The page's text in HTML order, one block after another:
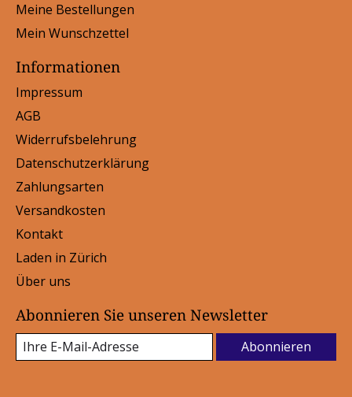
Meine Bestellungen
Mein Wunschzettel
Informationen
Impressum
AGB
Widerrufsbelehrung
Datenschutzerklärung
Zahlungsarten
Versandkosten
Kontakt
Laden in Zürich
Über uns
Abonnieren Sie unseren Newsletter
Abonnieren